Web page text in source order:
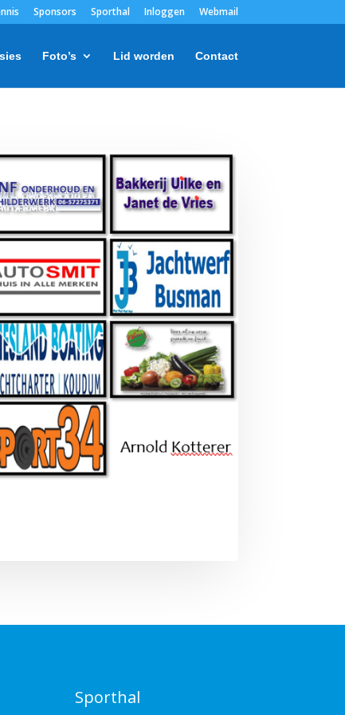
Sponsors Sporthal Inloggen Webmail
Foto’s Lid worden Contact
Sporthal